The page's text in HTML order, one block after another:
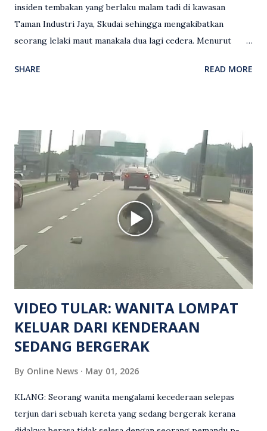
insiden tembakan yang berlaku malam tadi di kawasan
Taman Industri Jaya, Skudai sehingga mengakibatkan
seorang lelaki maut manakala dua lagi cedera. Menurut
kejadian berlaku sekitar jam 11 malam dan pihak polis
hiburan di kawasan berkenaan. Seorang mangsa disahkan
meninggal dunia di lokasi kejadian akibat terkena tembakan,
manakala seorang lagi mangsa mengalami kecederaan.
Turut dipercayai terdapat seorang lagi individu cedera
namun identitinya masih belum dikenal pasti selepas dibawa
keluar dari lokasi oleh kenalannya. Polis kini sedang giat
mengesan dua suspek yang masih bebas bagi membantu
siasatan lanjut. Kes disiasat mengikut Seksyen 302 Kanun
Keseksaan kerana membunuh. Orang ramai yang mempunyai
maklumat diminta t...
SHARE READ MORE
VIDEO TULAR: WANITA LOMPAT
KELUAR DARI KENDERAAN
SEDANG BERGERAK
By Online News May 01, 2026
KLANG: Seorang wanita mengalami kecederaan selepas
terjun dari sebuah kereta yang sedang bergerak kerana